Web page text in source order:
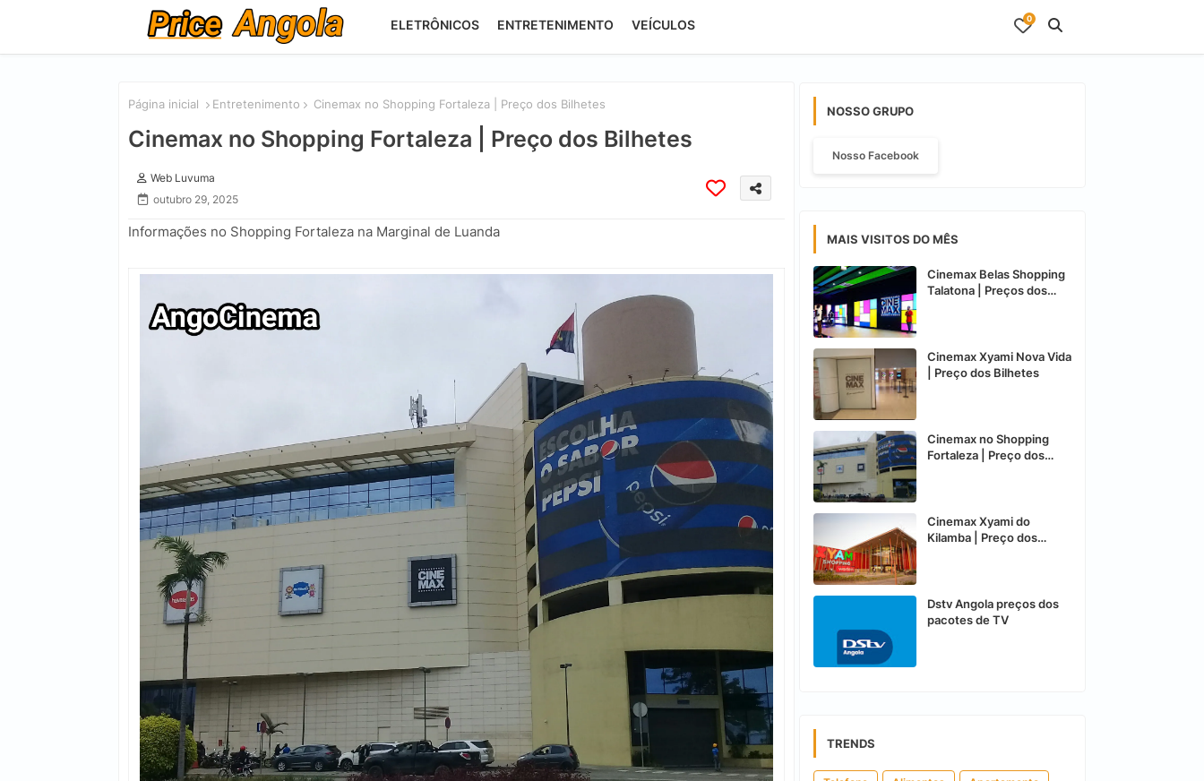
ELETRÔNICOS ENTRETENIMENTO VEÍCULOS 0
Página inicial Entretenimento Cinemax no Shopping Fortaleza | Preço dos Bilhetes
Cinemax no Shopping Fortaleza | Preço dos Bilhetes
Web Luvuma
outubro 29, 2025
Informações no Shopping Fortaleza na Marginal de Luanda
NOSSO GRUPO
Nosso Facebook
MAIS VISITOS DO MÊS
Cinemax Belas Shopping
Talatona | Preços dos
Cinemax Xyami Nova Vida
| Preço dos Bilhetes
Cinemax no Shopping
Fortaleza | Preço dos
Cinemax Xyami do
Kilamba | Preço dos
Dstv Angola preços dos
pacotes de TV
TRENDS